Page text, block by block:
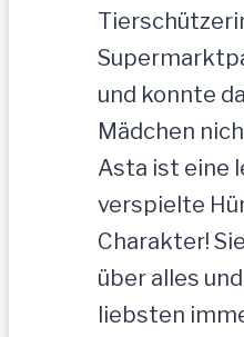
und konnte
Mädchen
Asta ist eine
verspielte
Charakter!
über alles
liebsten